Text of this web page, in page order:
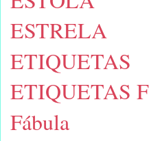
ESTRELA
ETIQUETAS
ETIQUETAS
Fábula